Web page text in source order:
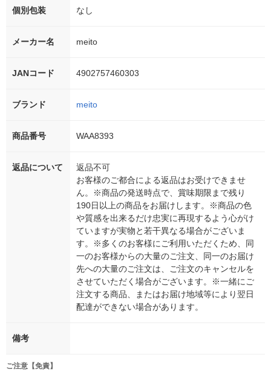
個別包装 なし
メーカー名 meito
JANコード 4902757460303
ブランド meito
商品番号 WAA8393
返品について
返品不可
お客様のご都合による返品はお受けできませ
ん。※商品の発送時点で、賞味期限まで残り
190日以上の商品をお届けします。※商品の色
や質感を出来るだけ忠実に再現するよう心がけ
ていますが実物と若干異なる場合がございま
す。※多くのお客様にご利用いただくため、同
一のお客様からの大量のご注文、同一のお届け
先への大量のご注文は、ご注文のキャンセルを
させていただく場合がございます。※一緒にご
注文する商品、またはお届け地域等により翌日
配達ができない場合があります。
備考
ご注意【免責】